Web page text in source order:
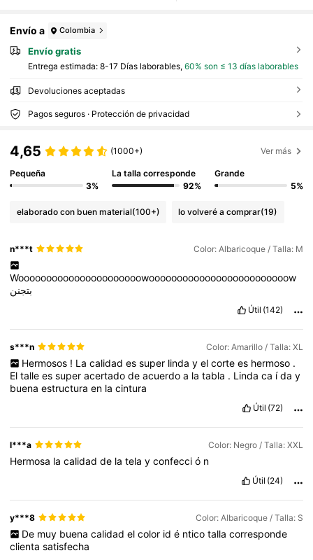
Envío a Colombia
Envío gratis
Entrega estimada: 8-17 Días laborables, 60% son ≤ 13 días laborables
Devoluciones aceptadas
Pagos seguros · Protección de privacidad
4,65 (1000+) Ver más
Pequeña
3%
La talla corresponde
92%
Grande
5%
elaborado con buen material(100+) lo volveré a comprar(19)
n***t Color: Albaricoque / Talla: M
Woooooooooooooooooooooowooooooooooooooooooooooooow
بتجنن
Útil (142)
s***n Color: Amarillo / Talla: XL
Hermosos ! La calidad es super linda y el corte es hermoso .
Eltalleessuperacertadodeacuerdoa latabla . Lindaca íday
buenaestructuraen lacintura
Útil (72)
l***a Color: Negro / Talla: XXL
Hermosa lacalidadde latelayconfecció n
Útil (24)
y***8 Color: Albaricoque / Talla: S
De muy buena calidad el color id é ntico talla corresponde
clientasatisfecha